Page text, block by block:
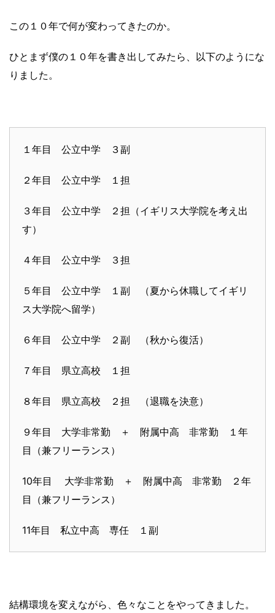
この１０年で何が変わってきたのか。
ひとまず僕の１０年を書き出してみたら、以下のようにな
りました。
１年目 公立中学 ３副
２年目 公立中学 １担
３年目 公立中学 ２担（イギリス大学院を考え出
す）
４年目 公立中学 ３担
５年目 公立中学 １副 （夏から休職してイギリ
ス大学院へ留学）
６年目 公立中学 ２副 （秋から復活）
７年目 県立高校 １担
８年目 県立高校 ２担 （退職を決意）
９年目 大学非常勤 ＋ 附属中高 非常勤 １年
目（兼フリーランス）
10年目 大学非常勤 ＋ 附属中高 非常勤 ２年
目（兼フリーランス）
11年目 私立中高 専任 １副
結構環境を変えながら、色々なことをやってきました。